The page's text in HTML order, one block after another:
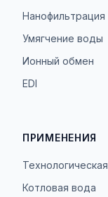
Нанофильтрация
Умягчение воды
Ионный обмен
EDI
ПРИМЕНЕНИЯ
Котловая вода